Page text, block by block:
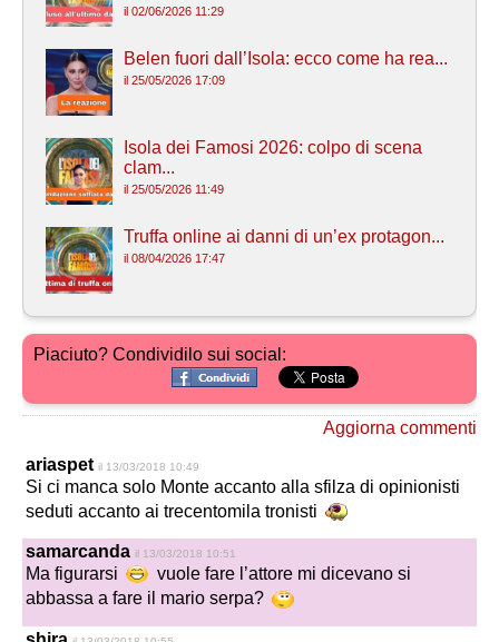
il 02/06/2026 11:29
Belen fuori dall’Isola: ecco come ha rea...
il 25/05/2026 17:09
Isola dei Famosi 2026: colpo di scena
clam...
il 25/05/2026 11:49
Truffa online ai danni di un’ex protagon...
il 08/04/2026 17:47
Piaciuto? Condividilo sui social:
Aggiorna commenti
ariaspet il 13/03/2018 10:49
Si ci manca solo Monte accanto alla sfilza di opinionisti
seduti accanto ai trecentomila tronisti
samarcanda il 13/03/2018 10:51
Ma figurarsi
vuole fare l’attore mi dicevano si
abbassa a fare il mario serpa?